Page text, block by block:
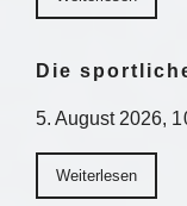
Die
5. August 2026,
Weiterlesen